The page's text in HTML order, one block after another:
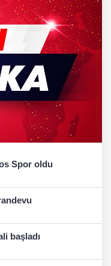
Spor oldu
başladı